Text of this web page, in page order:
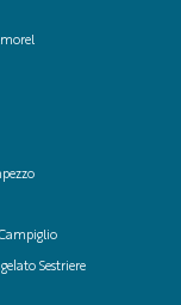
Sestriere